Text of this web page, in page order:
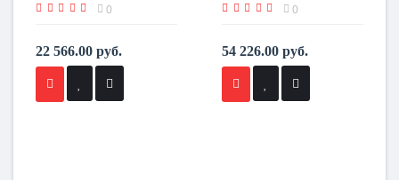
0
22 566.00 руб.
0
54 226.00 руб.